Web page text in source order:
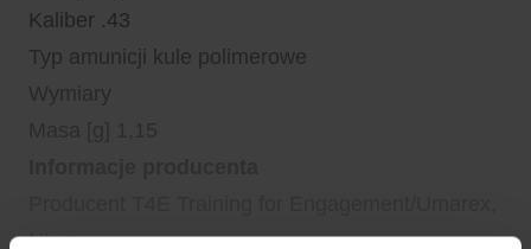
Kaliber .43
Typ amunicji kule polimerowe
Wymiary
Niemcy